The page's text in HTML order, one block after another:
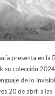
presenta en la
su colección
de lo
20 de abril a las